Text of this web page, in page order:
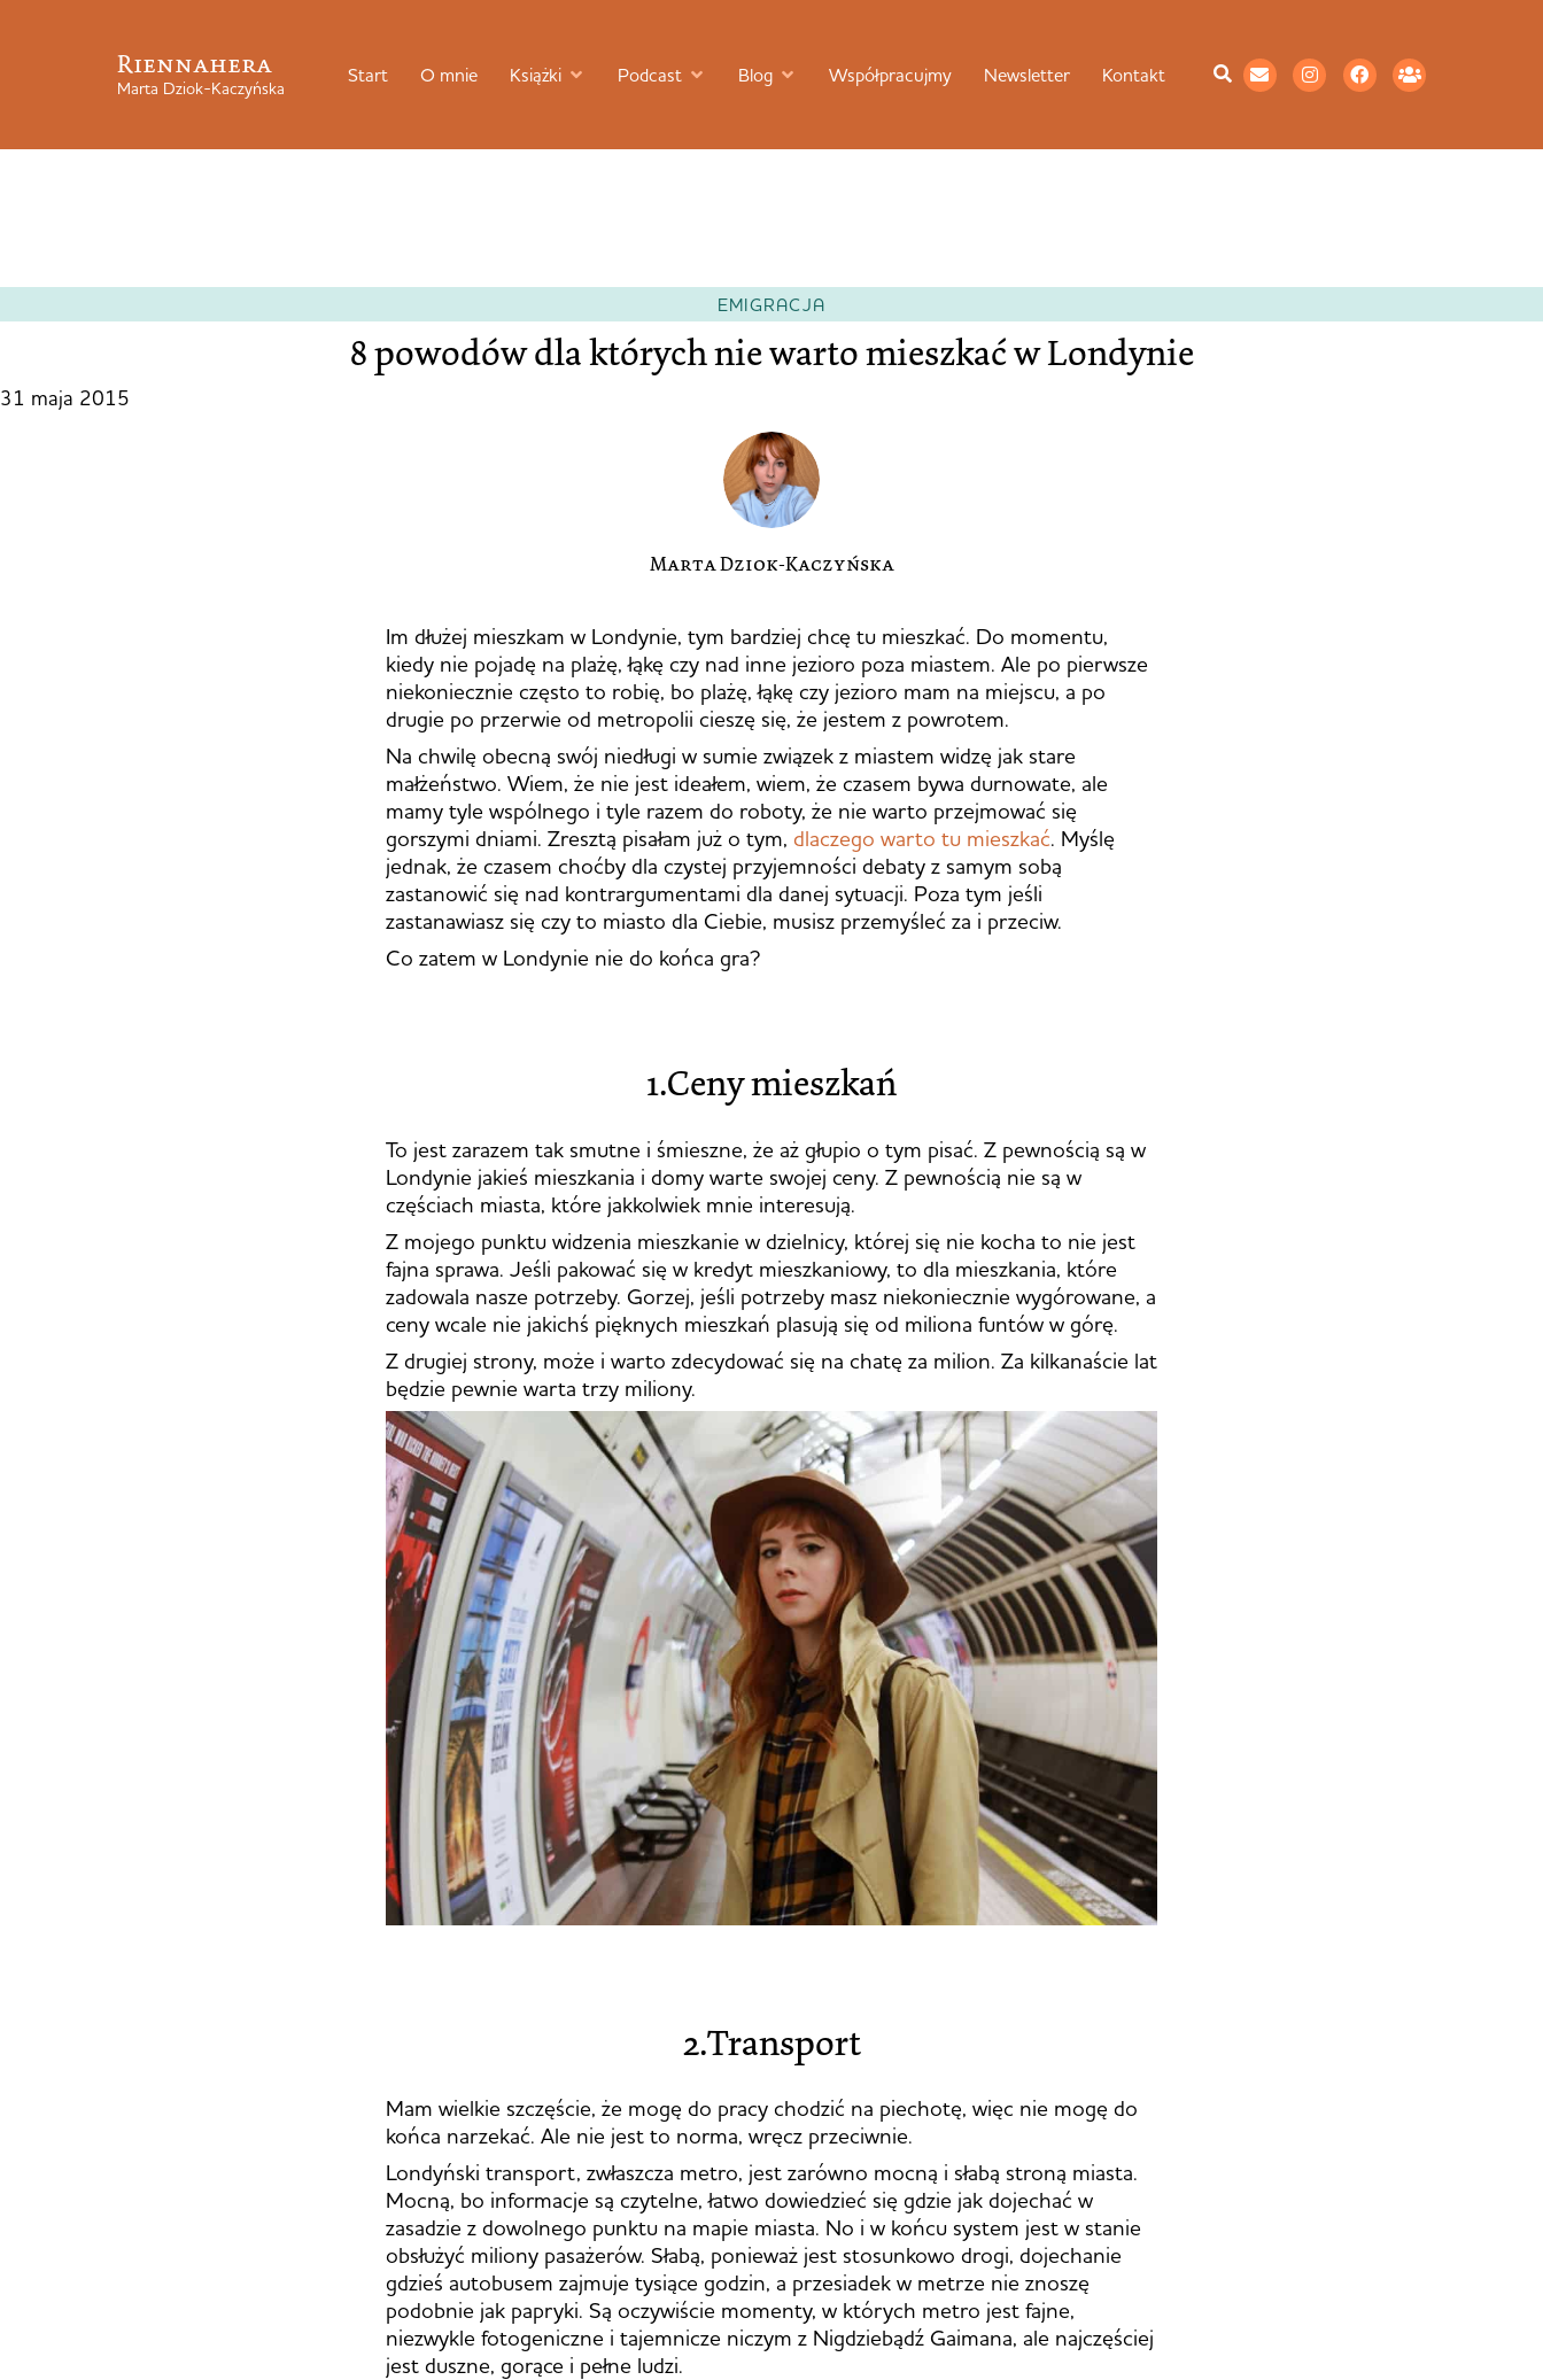
Riennahera
Marta Dziok-Kaczyńska
Start O mnie Książki Podcast Blog Współpracujmy Newsletter Kontakt
EMIGRACJA
8 powodów dla których nie warto mieszkać w Londynie
31 maja 2015
Marta Dziok-Kaczyńska
Im dłużej mieszkam w Londynie, tym bardziej chcę tu mieszkać. Do momentu,
kiedy nie pojadę na plażę, łąkę czy nad inne jezioro poza miastem. Ale po pierwsze
niekoniecznie często to robię, bo plażę, łąkę czy jezioro mam na miejscu, a po
drugie po przerwie od metropolii cieszę się, że jestem z powrotem.
Na chwilę obecną swój niedługi w sumie związek z miastem widzę jak stare
małżeństwo. Wiem, że nie jest ideałem, wiem, że czasem bywa durnowate, ale
mamy tyle wspólnego i tyle razem do roboty, że nie warto przejmować się
gorszymi dniami. Zresztą pisałam już o tym, dlaczego warto tu mieszkać. Myślę
jednak, że czasem choćby dla czystej przyjemności debaty z samym sobą
zastanowić się nad kontrargumentami dla danej sytuacji. Poza tym jeśli
zastanawiasz się czy to miasto dla Ciebie, musisz przemyśleć za i przeciw.
Co zatem w Londynie nie do końca gra?
1.Ceny mieszkań
To jest zarazem tak smutne i śmieszne, że aż głupio o tym pisać. Z pewnością są w
Londynie jakieś mieszkania i domy warte swojej ceny. Z pewnością nie są w
częściach miasta, które jakkolwiek mnie interesują.
Z mojego punktu widzenia mieszkanie w dzielnicy, której się nie kocha to nie jest
fajna sprawa. Jeśli pakować się w kredyt mieszkaniowy, to dla mieszkania, które
zadowala nasze potrzeby. Gorzej, jeśli potrzeby masz niekoniecznie wygórowane, a
ceny wcale nie jakichś pięknych mieszkań plasują się od miliona funtów w górę.
Z drugiej strony, może i warto zdecydować się na chatę za milion. Za kilkanaście lat
będzie pewnie warta trzy miliony.
2.Transport
Mam wielkie szczęście, że mogę do pracy chodzić na piechotę, więc nie mogę do
końca narzekać. Ale nie jest to norma, wręcz przeciwnie.
Londyński transport, zwłaszcza metro, jest zarówno mocną i słabą stroną miasta.
Mocną, bo informacje są czytelne, łatwo dowiedzieć się gdzie jak dojechać w
zasadzie z dowolnego punktu na mapie miasta. No i w końcu system jest w stanie
obsłużyć miliony pasażerów. Słabą, ponieważ jest stosunkowo drogi, dojechanie
gdzieś autobusem zajmuje tysiące godzin, a przesiadek w metrze nie znoszę
podobnie jak papryki. Są oczywiście momenty, w których metro jest fajne,
niezwykle fotogeniczne i tajemnicze niczym z Nigdziebądź Gaimana, ale najczęściej
jest duszne, gorące i pełne ludzi.